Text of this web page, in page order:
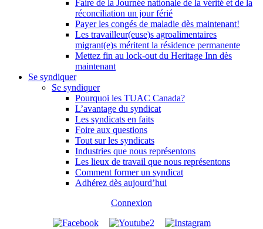
Faire de la Journée nationale de la vérité et de la
réconciliation un jour férié
Payer les congés de maladie dès maintenant!
Les travailleur(euse)s agroalimentaires
migrant(e)s méritent la résidence permanente
Mettez fin au lock-out du Heritage Inn dès
maintenant
Se syndiquer
Se syndiquer
Pourquoi les TUAC Canada?
L’avantage du syndicat
Les syndicats en faits
Foire aux questions
Tout sur les syndicats
Industries que nous représentons
Les lieux de travail que nous représentons
Comment former un syndicat
Adhérez dès aujourd’hui
Connexion